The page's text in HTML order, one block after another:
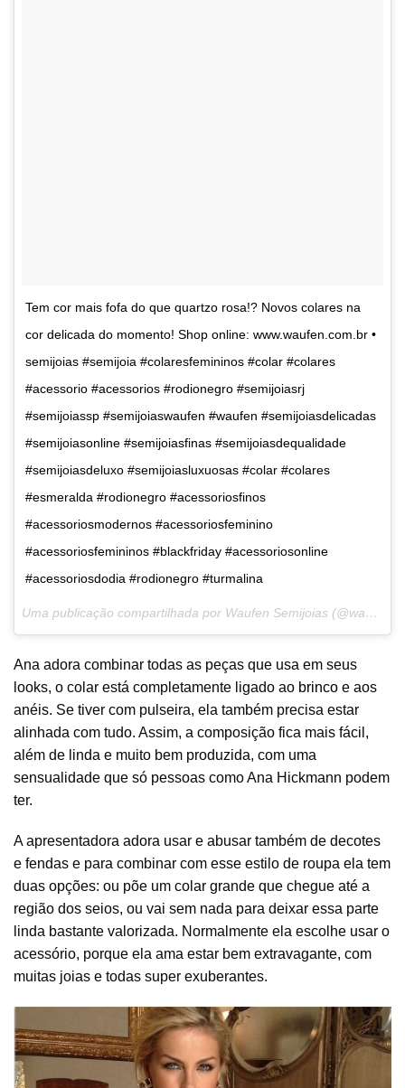
Tem cor mais fofa do que quartzo rosa!? Novos colares na
cor delicada do momento! Shop online: www.waufen.com.br •
semijoias #semijoia #colaresfemininos #colar #colares
#acessorio #acessorios #rodionegro #semijoiasrj
#semijoiassp #semijoiaswaufen #waufen #semijoiasdelicadas
#semijoiasonline #semijoiasfinas #semijoiasdequalidade
#semijoiasdeluxo #semijoiasluxuosas #colar #colares
#esmeralda #rodionegro #acessoriosfinos
#acessoriosmodernos #acessoriosfeminino
#acessoriosfemininos #blackfriday #acessoriosonline
#acessoriosdodia #rodionegro #turmalina
Uma publicação compartilhada por Waufen Semijoias (@waufen) em
Ana adora combinar todas as peças que usa em seus
looks, o colar está completamente ligado ao brinco e aos
anéis. Se tiver com pulseira, ela também precisa estar
alinhada com tudo. Assim, a composição fica mais fácil,
além de linda e muito bem produzida, com uma
sensualidade que só pessoas como Ana Hickmann podem
ter.
A apresentadora adora usar e abusar também de decotes
e fendas e para combinar com esse estilo de roupa ela tem
duas opções: ou põe um colar grande que chegue até a
região dos seios, ou vai sem nada para deixar essa parte
linda bastante valorizada. Normalmente ela escolhe usar o
acessório, porque ela ama estar bem extravagante, com
muitas joias e todas super exuberantes.